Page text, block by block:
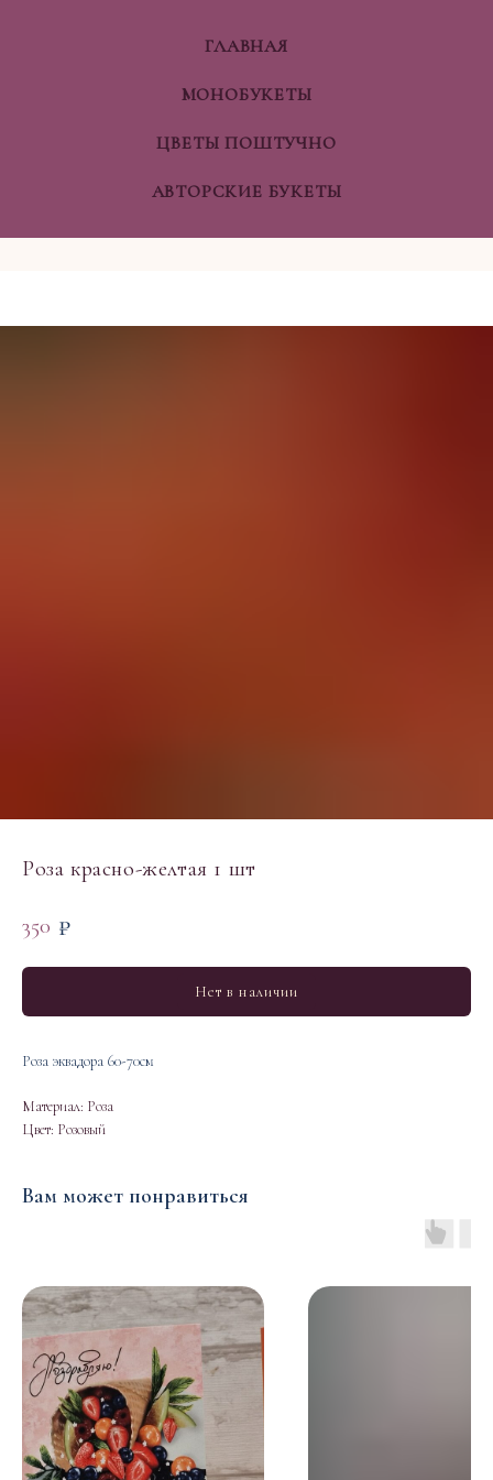
ГЛАВНАЯ
МОНОБУКЕТЫ
ЦВЕТЫ ПОШТУЧНО
АВТОРСКИЕ БУКЕТЫ
Роза красно-желтая 1 шт
350 ₽
Нет в наличии
Роза эквадора 60-70см
Материал: Роза
Цвет: Розовый
Вам может понравиться